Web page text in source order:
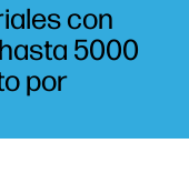
con
5000
por